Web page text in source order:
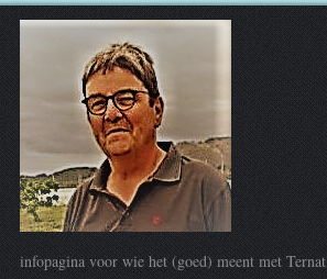
infopagina voor wie het (goed) meent met Ternat